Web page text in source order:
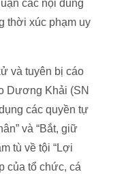
các nội dung
thời xúc phạm uy
và tuyên bị cáo
Dương Khải (SN
các quyền tự
và “Bắt, giữ
tù về tội “Lợi
của tổ chức, cá